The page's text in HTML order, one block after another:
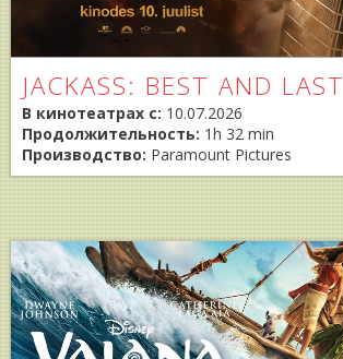
JACKASS: BEST AND LAST
В кинотеатрах с: 10.07.2026
Продолжительность: 1h 32 min
Производство: Paramount Pictures